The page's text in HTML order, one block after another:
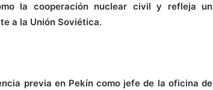
la cooperación nuclear civil y refleja un
a la Unión Soviética.
previa en Pekín como jefe de la oficina de